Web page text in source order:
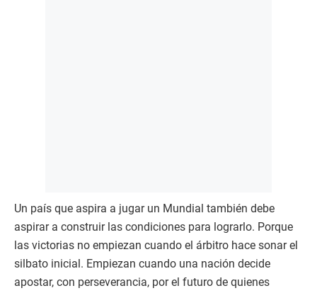
Un país que aspira a jugar un Mundial también debe
aspirar a construir las condiciones para lograrlo. Porque
las victorias no empiezan cuando el árbitro hace sonar el
silbato inicial. Empiezan cuando una nación decide
apostar, con perseverancia, por el futuro de quienes